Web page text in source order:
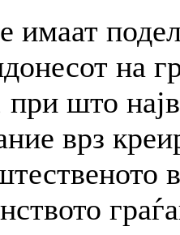
имаат
на
што
врз